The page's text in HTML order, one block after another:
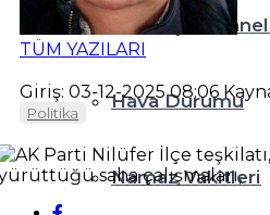
Nöbetçi
Hava Durumu
Namaz Vakitleri
TÜM YAZILARI
Giriş: 03-12-2025 08:06
Politika